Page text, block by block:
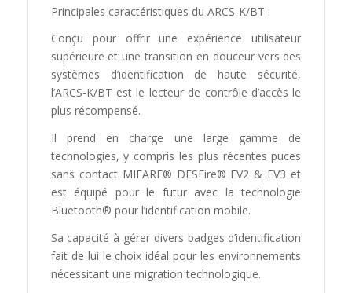
Principales caractéristiques du ARCS-K/BT :
Conçu pour offrir une expérience utilisateur
supérieure et une transition en douceur vers des
systèmes d’identification de haute sécurité,
l’ARCS-K/BT est le lecteur de contrôle d’accès le
plus récompensé.
Il prend en charge une large gamme de
technologies, y compris les plus récentes puces
sans contact MIFARE® DESFire® EV2 & EV3 et
est équipé pour le futur avec la technologie
Bluetooth® pour l’identification mobile.
Sa capacité à gérer divers badges d’identification
fait de lui le choix idéal pour les environnements
nécessitant une migration technologique.